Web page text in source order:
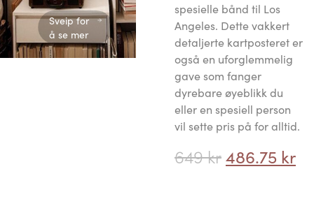
Sveip for
å se mer
spesielle bånd til Los
Angeles. Dette vakkert
detaljerte kartposteret er
også en uforglemmelig
gave som fanger
dyrebare øyeblikk du
eller en spesiell person
vil sette pris på for alltid.
649kr486.75 kr